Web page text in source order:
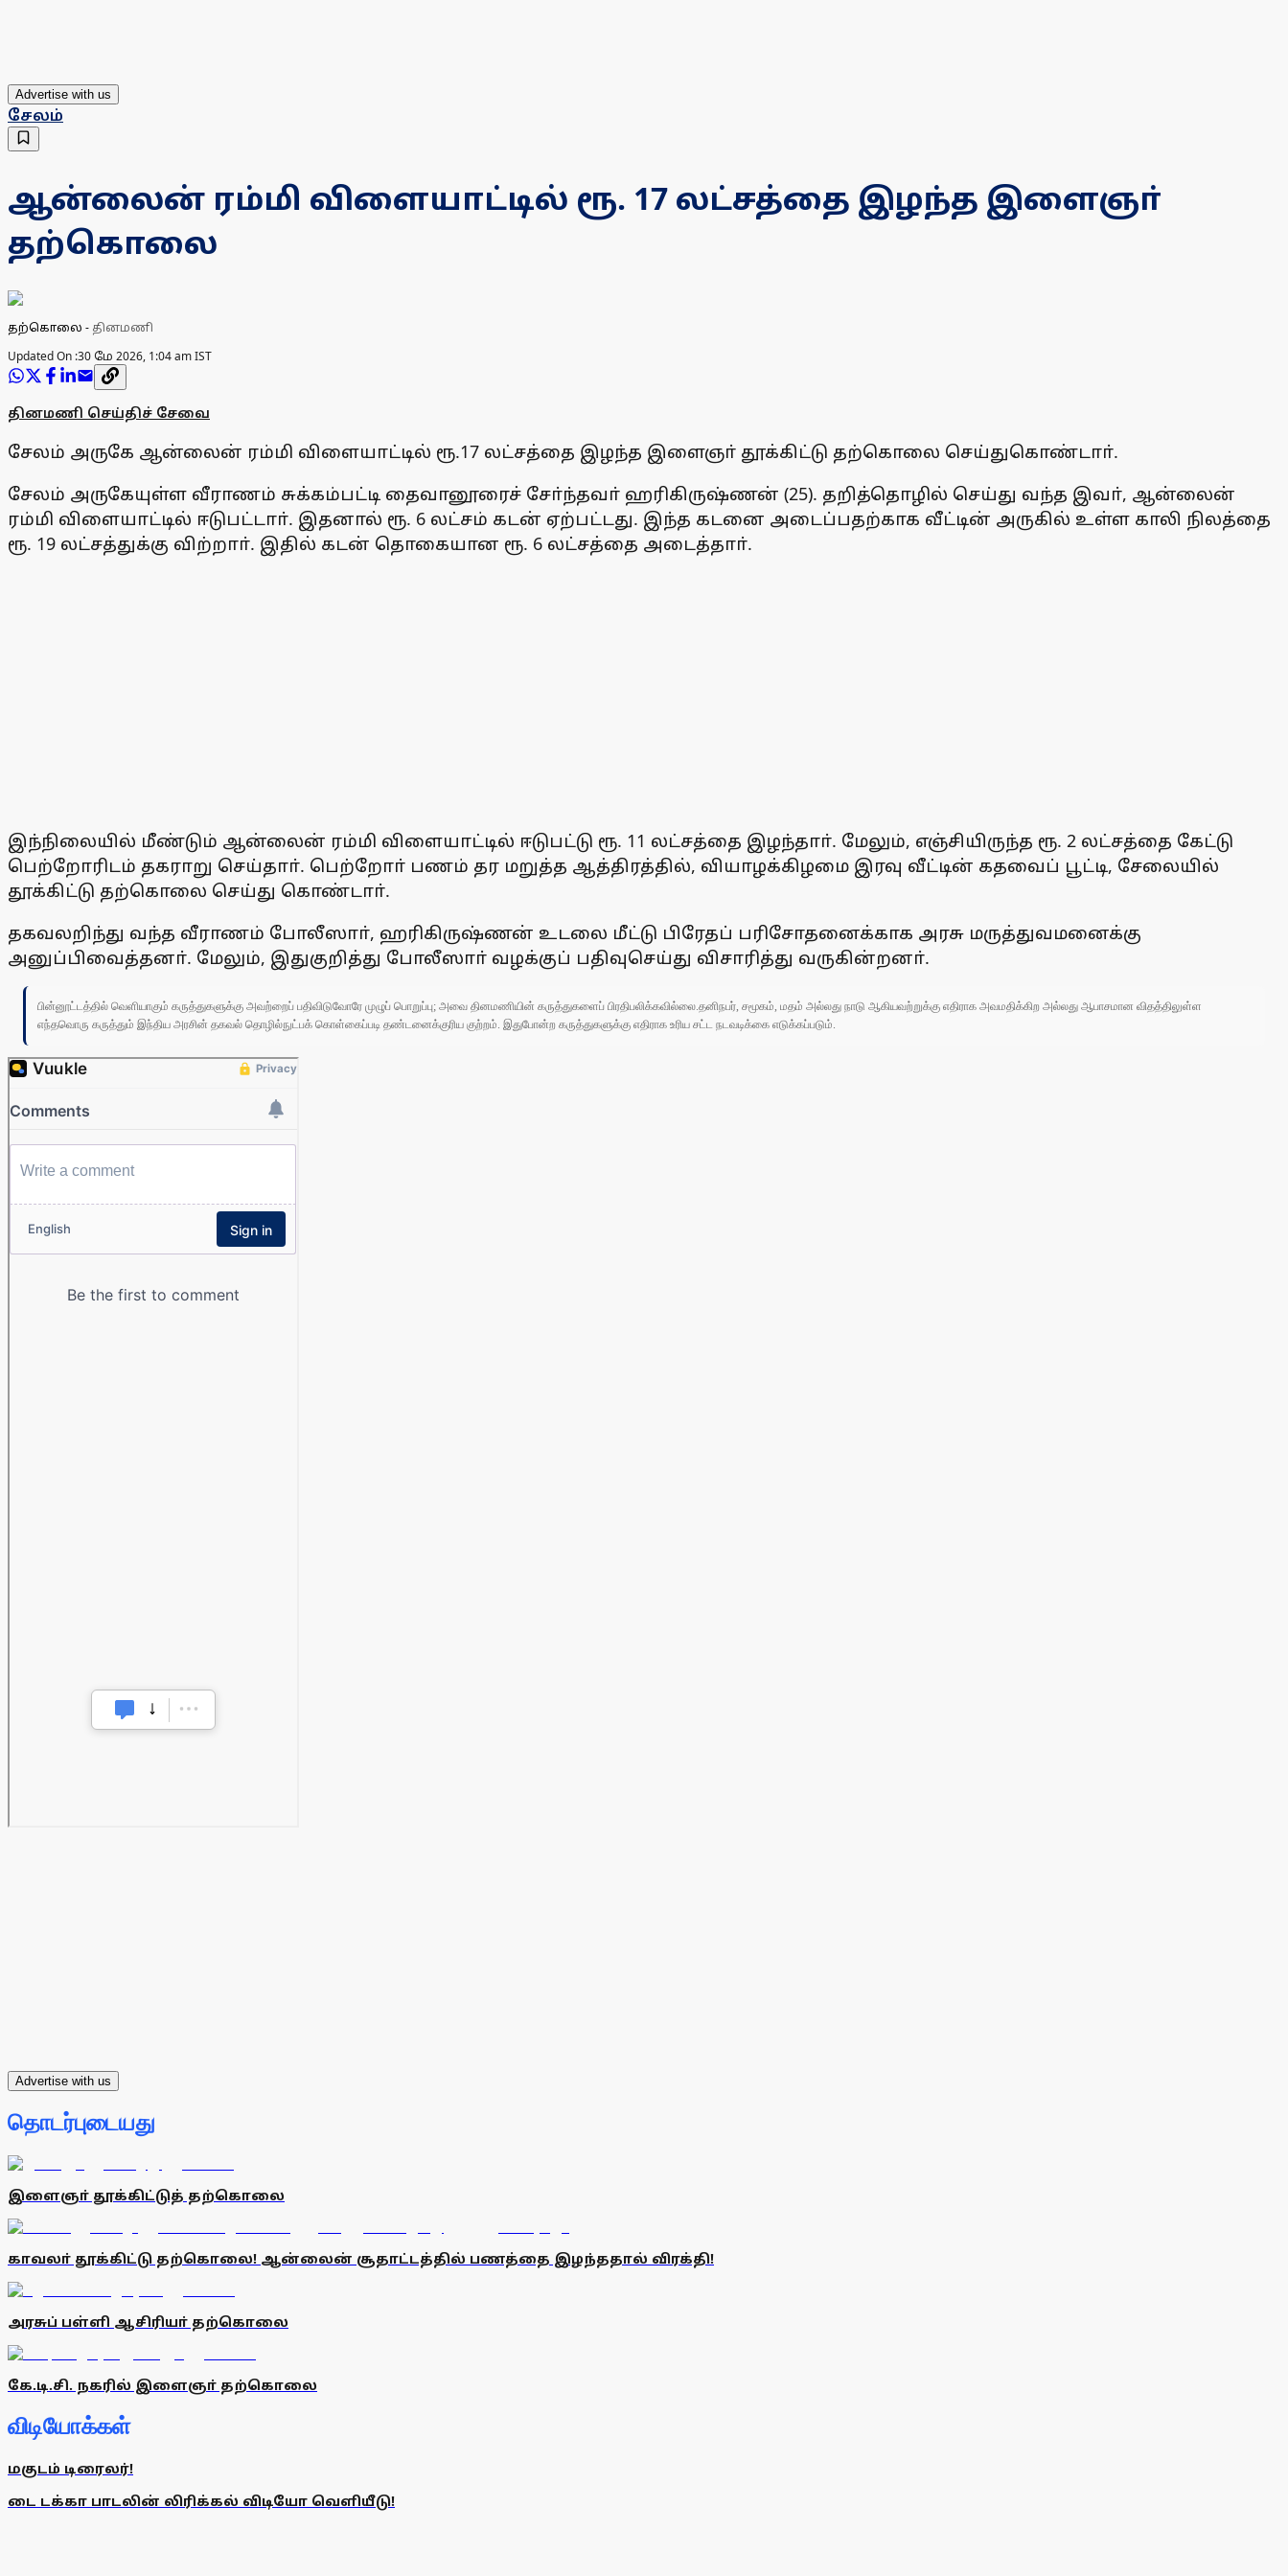
Advertise with us
சேலம்
ஆன்லைன் ரம்மி விளையாட்டில் ரூ. 17 லட்சத்தை இழந்த இளைஞா்
தற்கொலை
தற்கொலை - தினமணி
Updated On :30 மே 2026, 1:04 am IST
தினமணி செய்திச் சேவை
சேலம் அருகே ஆன்லைன் ரம்மி விளையாட்டில் ரூ.17 லட்சத்தை இழந்த இளைஞா் தூக்கிட்டு தற்கொலை செய்துகொண்டாா்.
சேலம் அருகேயுள்ள வீராணம் சுக்கம்பட்டி தைவானூரைச் சோ்ந்தவா் ஹரிகிருஷ்ணன் (25). தறித்தொழில் செய்து வந்த இவா், ஆன்லைன்
ரம்மி விளையாட்டில் ஈடுபட்டாா். இதனால் ரூ. 6 லட்சம் கடன் ஏற்பட்டது. இந்த கடனை அடைப்பதற்காக வீட்டின் அருகில் உள்ள காலி நிலத்தை
ரூ. 19 லட்சத்துக்கு விற்றாா். இதில் கடன் தொகையான ரூ. 6 லட்சத்தை அடைத்தாா்.
இந்நிலையில் மீண்டும் ஆன்லைன் ரம்மி விளையாட்டில் ஈடுபட்டு ரூ. 11 லட்சத்தை இழந்தாா். மேலும், எஞ்சியிருந்த ரூ. 2 லட்சத்தை கேட்டு
பெற்றோரிடம் தகராறு செய்தாா். பெற்றோா் பணம் தர மறுத்த ஆத்திரத்தில், வியாழக்கிழமை இரவு வீட்டின் கதவைப் பூட்டி, சேலையில்
தூக்கிட்டு தற்கொலை செய்து கொண்டாா்.
தகவலறிந்து வந்த வீராணம் போலீஸாா், ஹரிகிருஷ்ணன் உடலை மீட்டு பிரேதப் பரிசோதனைக்காக அரசு மருத்துவமனைக்கு
அனுப்பிவைத்தனா். மேலும், இதுகுறித்து போலீஸாா் வழக்குப் பதிவுசெய்து விசாரித்து வருகின்றனா்.
பின்னூட்டத்தில் வெளியாகும் கருத்துகளுக்கு அவற்றைப் பதிவிடுவோரே முழுப் பொறுப்பு; அவை தினமணியின் கருத்துகளைப் பிரதிபலிக்கவில்லை.தனிநபர், சமூகம், மதம் அல்லது நாடு ஆகியவற்றுக்கு எதிராக அவமதிக்கிற அல்லது ஆபாசமான விதத்திலுள்ள
எந்தவொரு கருத்தும் இந்திய அரசின் தகவல் தொழில்நுட்பக் கொள்கைப்படி தண்டனைக்குரிய குற்றம். இதுபோன்ற கருத்துகளுக்கு எதிராக உரிய சட்ட நடவடிக்கை எடுக்கப்படும்.
Advertise with us
தொடர்புடையது
இளைஞா் தூக்கிட்டுத் தற்கொலை
காவலா் தூக்கிட்டு தற்கொலை! ஆன்லைன் சூதாட்டத்தில் பணத்தை இழந்ததால் விரக்தி!
அரசுப் பள்ளி ஆசிரியா் தற்கொலை
கே.டி.சி. நகரில் இளைஞா் தற்கொலை
விடியோக்கள்
மகுடம் டிரைலர்!
டை டக்கா பாடலின் லிரிக்கல் விடியோ வெளியீடு!